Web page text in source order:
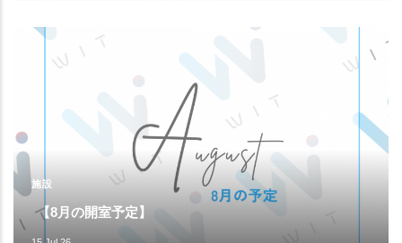
施設
【8月の開室予定】